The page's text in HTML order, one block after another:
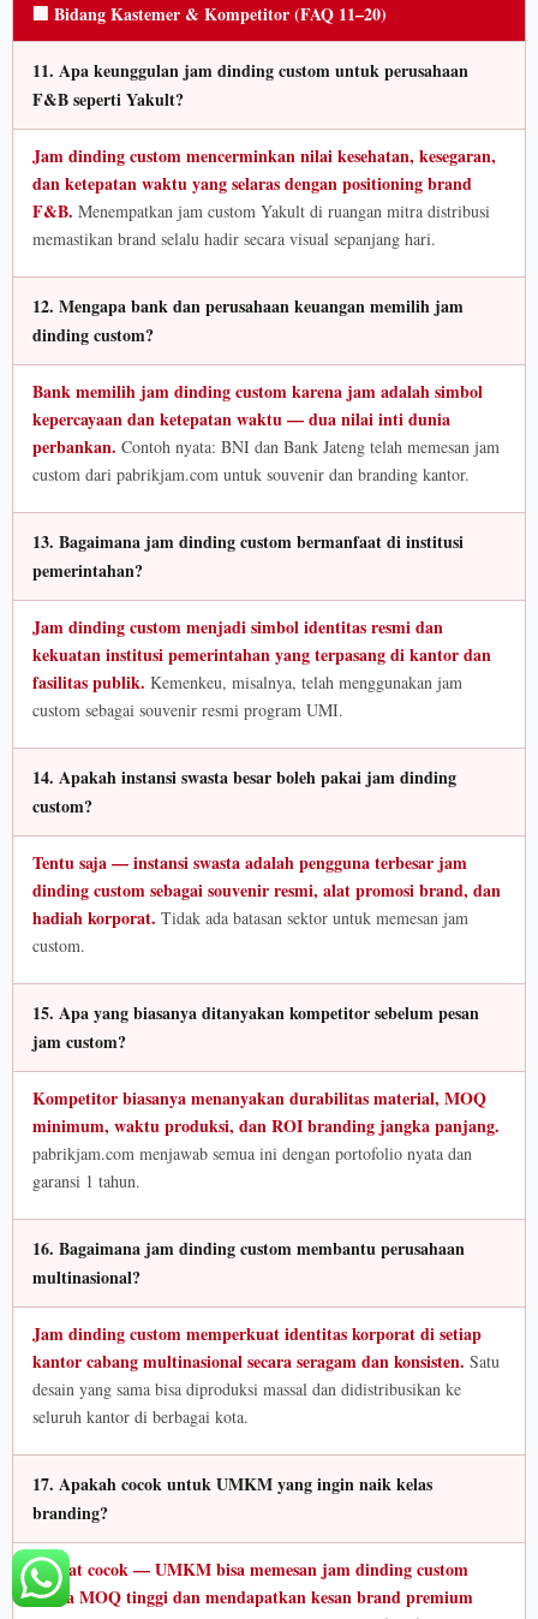
🏢 Bidang Kastemer & Kompetitor (FAQ 11–20)
11. Apa keunggulan jam dinding custom untuk perusahaan
F&B seperti Yakult?
Jam dinding custom mencerminkan nilai kesehatan, kesegaran,
dan ketepatan waktu yang selaras dengan positioning brand
F&B. Menempatkan jam custom Yakult di ruangan mitra distribusi
memastikan brand selalu hadir secara visual sepanjang hari.
12. Mengapa bank dan perusahaan keuangan memilih jam
dinding custom?
Bank memilih jam dinding custom karena jam adalah simbol
kepercayaan dan ketepatan waktu — dua nilai inti dunia
perbankan. Contoh nyata: BNI dan Bank Jateng telah memesan jam
custom dari pabrikjam.com untuk souvenir dan branding kantor.
13. Bagaimana jam dinding custom bermanfaat di institusi
pemerintahan?
Jam dinding custom menjadi simbol identitas resmi dan
kekuatan institusi pemerintahan yang terpasang di kantor dan
fasilitas publik. Kemenkeu, misalnya, telah menggunakan jam
custom sebagai souvenir resmi program UMI.
14. Apakah instansi swasta besar boleh pakai jam dinding
custom?
Tentu saja — instansi swasta adalah pengguna terbesar jam
dinding custom sebagai souvenir resmi, alat promosi brand, dan
hadiah korporat. Tidak ada batasan sektor untuk memesan jam
custom.
15. Apa yang biasanya ditanyakan kompetitor sebelum pesan
jam custom?
Kompetitor biasanya menanyakan durabilitas material, MOQ
minimum, waktu produksi, dan ROI branding jangka panjang.
pabrikjam.com menjawab semua ini dengan portofolio nyata dan
garansi 1 tahun.
16. Bagaimana jam dinding custom membantu perusahaan
multinasional?
Jam dinding custom memperkuat identitas korporat di setiap
kantor cabang multinasional secara seragam dan konsisten. Satu
desain yang sama bisa diproduksi massal dan didistribusikan ke
seluruh kantor di berbagai kota.
17. Apakah cocok untuk UMKM yang ingin naik kelas
branding?
Sangat cocok — UMKM bisa memesan jam dinding custom
tanpa MOQ tinggi dan mendapatkan kesan brand premium